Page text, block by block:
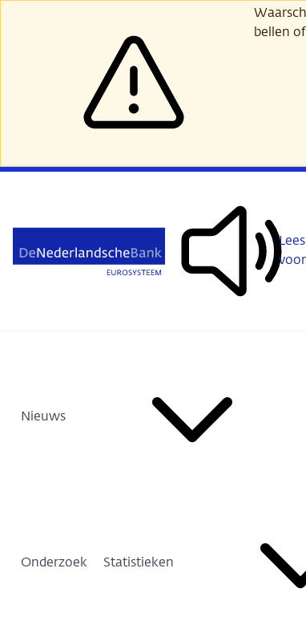
bellen
Lees
voor
Nieuws
Onderzoek Statistieken